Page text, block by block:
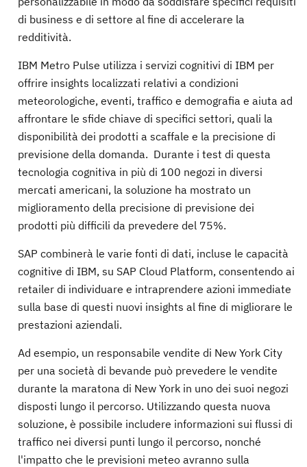
di business e di settore al fine di accelerare la
redditività.
IBM Metro Pulse utilizza i servizi cognitivi di IBM per
offrire insights localizzati relativi a condizioni
meteorologiche, eventi, traffico e demografia e aiuta ad
affrontare le sfide chiave di specifici settori, quali la
disponibilità dei prodotti a scaffale e la precisione di
previsione della domanda. Durante i test di questa
tecnologia cognitiva in più di 100 negozi in diversi
mercati americani, la soluzione ha mostrato un
miglioramento della precisione di previsione dei
prodotti più difficili da prevedere del 75%.
SAP combinerà le varie fonti di dati, incluse le capacità
cognitive di IBM, su SAP Cloud Platform, consentendo ai
retailer di individuare e intraprendere azioni immediate
sulla base di questi nuovi insights al fine di migliorare le
prestazioni aziendali.
Ad esempio, un responsabile vendite di New York City
per una società di bevande può prevedere le vendite
durante la maratona di New York in uno dei suoi negozi
disposti lungo il percorso. Utilizzando questa nuova
soluzione, è possibile includere informazioni sui flussi di
traffico nei diversi punti lungo il percorso, nonché
l'impatto che le previsioni meteo avranno sulla